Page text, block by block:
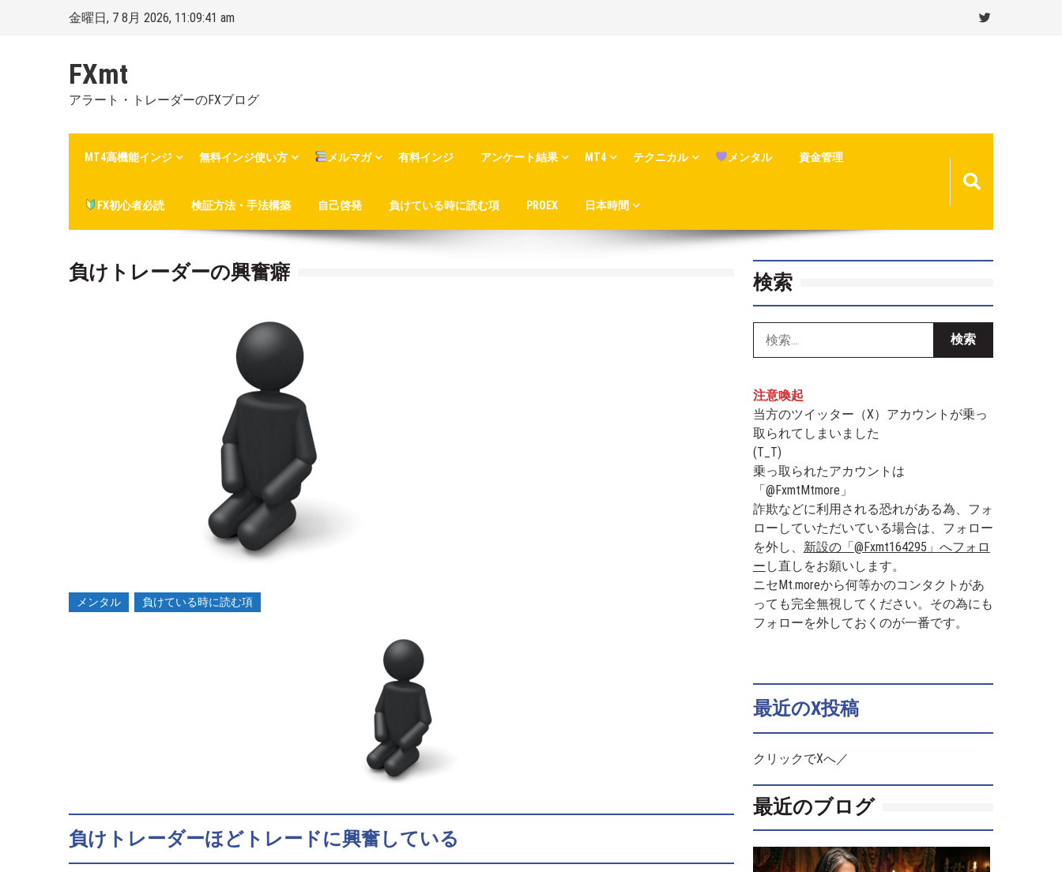
金曜日, 7 8月 2026, 11:09:42 am
FXmt
アラート・トレーダーのFXブログ
MT4高機能インジ 無料インジ使い方 メルマガ 有料インジ アンケート結果 MT4 テクニカル メンタル 資金管理
FX初心者必読 検証方法・手法構築 自己啓発 負けている時に読む項 PROEX 日本時間
負けトレーダーの興奮癖
メンタル 負けている時に読む項
負けトレーダーほどトレードに興奮している
検索
注意喚起
当方のツイッター（X）アカウントが乗っ
取られてしまいました
(T_T)
乗っ取られたアカウントは
「@FxmtMtmore」
詐欺などに利用される恐れがある為、フォ
ローしていただいている場合は、フォロー
を外し、 新設の「@Fxmt164295」へフォロ
ー し直しをお願いします。
ニセMt.moreから何等かのコンタクトがあ
っても完全無視してください。その為にも
フォローを外しておくのが一番です。
最近のX投稿
クリックでXへ／
最近のブログ